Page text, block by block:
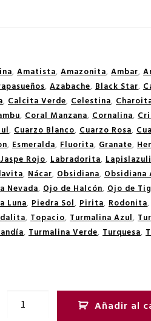
, Amatista, Amazonita, Ambar,
, Azabache, Black Star,
, Calcita Verde, Celestina,
, Coral Manzana, Cornalina,
, Cuarzo Blanco, Cuarzo Rosa,
, Esmeralda, Fluorita, Granate,
Jaspe Rojo, Labradorita, Lapislazuli
, Nácar, Obsidiana, Obsidiana
Nevada, Ojo de Halcón, Ojo de
Luna, Piedra Sol, Pirita, Rodonita,
, Topacio, Turmalina Azul,
, Turmalina Verde, Turquesa,
Añadir al